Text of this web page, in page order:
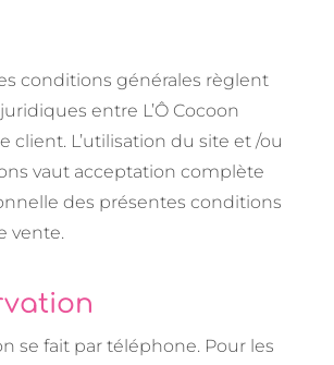
conditions générales règlent
entre L’Ô Cocoon
client. L’utilisation du site et /ou
vaut acceptation complète
des présentes conditions
vente.
se fait par téléphone. Pour les